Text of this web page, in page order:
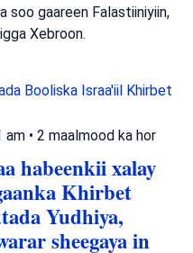
soo gaareen Falastiiniyiin,
Xebroon.
Booliska Israa'iil Khirbet
am • 2 maalmood ka hor
habeenkii xalay
Khirbet
Yudhiya,
sheegaya in